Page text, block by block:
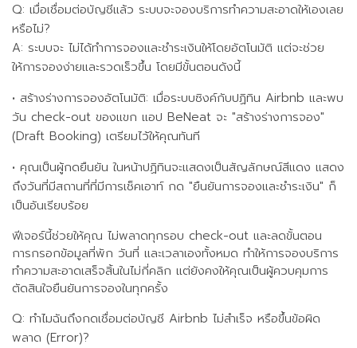
Q: เมื่อเชื่อมต่อบัญชีแล้ว ระบบจะจองบริการทำความสะอาดให้เองเลย
หรือไม่?
A: ระบบจะ ไม่ได้ทำการจองและชำระเงินให้โดยอัตโนมัติ แต่จะช่วย
ให้การจองง่ายและรวดเร็วขึ้น โดยมีขั้นตอนดังนี้
• สร้างร่างการจองอัตโนมัติ: เมื่อระบบซิงค์กับปฏิทิน Airbnb และพบ
วัน check-out ของแขก แอป BeNeat จะ "สร้างร่างการจอง"
(Draft Booking) เตรียมไว้ให้คุณทันที
• คุณเป็นผู้กดยืนยัน ในหน้าปฏิทินจะแสดงเป็นสัญลักษณ์สีแดง แสดง
ถึงวันที่มีสถานที่ที่มีการเช็คเอาท์ กด "ยืนยันการจองและชำระเงิน" ก็
เป็นอันเรียบร้อย
ฟีเจอร์นี้ช่วยให้คุณ ไม่พลาดทุกรอบ check-out และลดขั้นตอน
การกรอกข้อมูลที่พัก วันที่ และเวลาเองทั้งหมด ทำให้การจองบริการ
ทำความสะอาดเสร็จสิ้นในไม่กี่คลิก แต่ยังคงให้คุณเป็นผู้ควบคุมการ
ตัดสินใจยืนยันการจองในทุกครั้ง
Q: ทำไมฉันถึงกดเชื่อมต่อบัญชี Airbnb ไม่สำเร็จ หรือขึ้นข้อผิด
พลาด (Error)?